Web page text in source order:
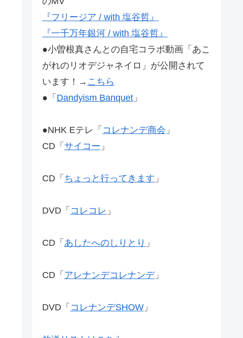
『フリージア / with 塩谷哲』
『一千万年銀河 / with 塩谷哲』
●小曽根真さんとの自宅コラボ動画「あこ
がれのリオデジャネイロ」が公開されて
います！→ こちら
●「 Dandyism Banquet 」
●NHK Eテレ「 コレナンデ商会 」
CD「 サイコー 」
CD「 ちょっと行ってきます 」
DVD「 コレコレ 」
CD「 あしたへのしりとり 」
CD「 アレナンデコレナンデ」
DVD「 コレナンデSHOW 」